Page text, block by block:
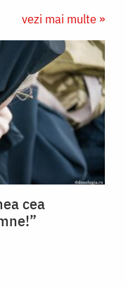
vezi mai multe »
cea